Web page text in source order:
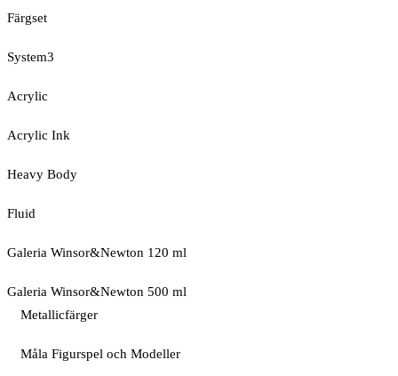
Färgset
System3
Acrylic
Acrylic Ink
Heavy Body
Fluid
Galeria Winsor&Newton 120 ml
Galeria Winsor&Newton 500 ml
Metallicfärger
Måla Figurspel och Modeller